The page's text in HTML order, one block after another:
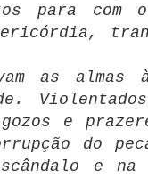
para com
as almas
e
do
e